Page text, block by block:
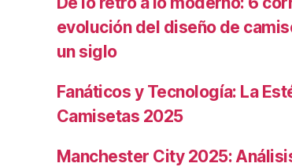
evolución del diseño de
un siglo
Fanáticos y Tecnología: La
Camisetas 2025
Manchester City 2025: